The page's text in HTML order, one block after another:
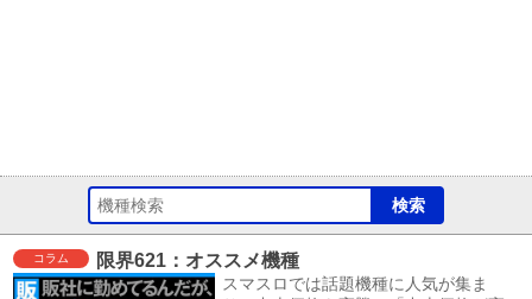
コラム 限界621：オススメ機種
スマスロでは話題機種に人気が集ま